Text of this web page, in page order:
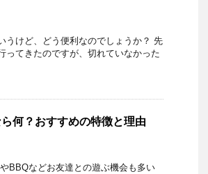
うけど、どう便利なのでしょうか？ 先
ってきたのですが、切れていなかった
何？おすすめの特徴と理由
BBQなどお友達との遊ぶ機会も多い